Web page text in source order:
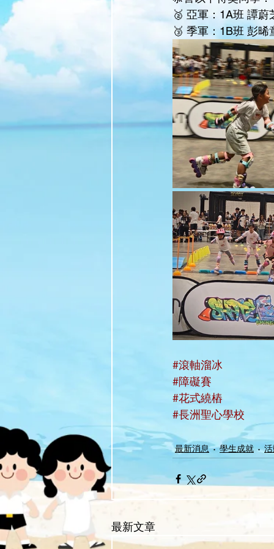
🥈 亞軍：1A班 譚蔚
🥉 季軍：1B班 彭晞
#滾軸溜冰
#障礙賽
#花式繞樁
#長洲聖心學校
最新消息 學生成就
最新文章